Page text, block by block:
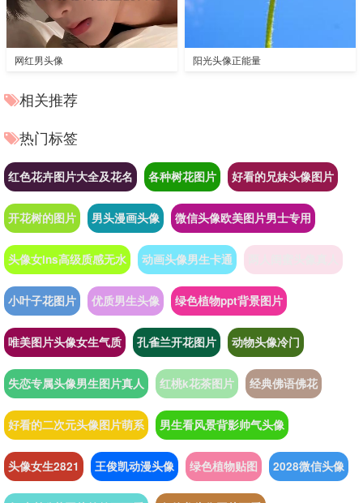
网红男头像 阳光头像正能量
相关推荐
热门标签
红色花卉图片大全及花名 各种树花图片 好看的兄妹头像图片
开花树的图片 男头漫画头像 微信头像欧美图片男士专用
头像女ins高级质感无水 动画头像男生卡通
小叶子花图片 优质男生头像 绿色植物ppt背景图片
唯美图片头像女生气质 孔雀兰开花图片 动物头像冷门
失恋专属头像男生图片真人 红桃k花茶图片 经典佛语佛花
好看的二次元头像图片萌系 男生看风景背影帅气头像
头像女生2821 王俊凯动漫头像 绿色植物贴图 2028微信头像